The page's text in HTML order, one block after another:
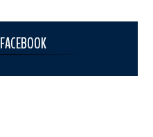
FACEBOOK